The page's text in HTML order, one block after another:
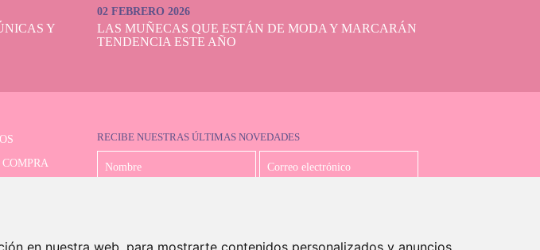
en nuestra web, para mostrarte contenidos personalizados y anuncios
Y
02 FEBRERO 2026
LAS MUÑECAS QUE ESTÁN DE MODA Y MARCARÁN
TENDENCIA ESTE AÑO
RECIBE NUESTRAS ÚLTIMAS NOVEDADES